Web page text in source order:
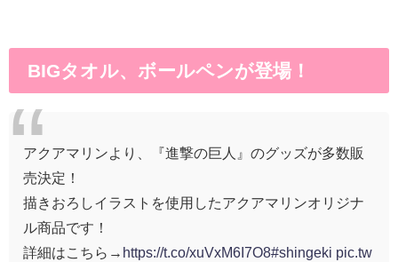
BIGタオル、ボールペンが登場！
アクアマリンより、『進撃の巨人』のグッズが多数販
売決定！
描きおろしイラストを使用したアクアマリンオリジナ
ル商品です！
詳細はこちら→ https://t.co/xuVxM6I7O8#shingeki pic.tw